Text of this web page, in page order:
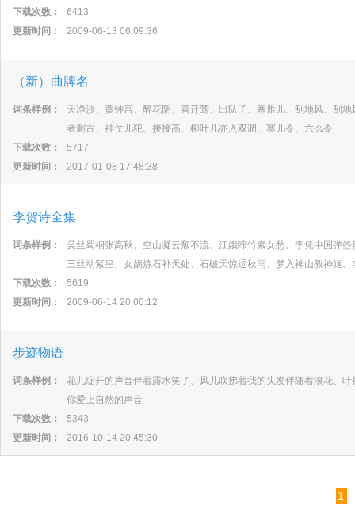
下载次数：
6413
更新时间：
2009-06-13 06:09:36
（新）曲牌名
词条样例：
天净沙、黄钟宫、醉花阴、喜迁莺、出队子、塞雁儿、刮地风、刮
者刺古、神仗儿犯、接接高、柳叶儿亦入双调、寨儿令、六么令
下载次数：
5717
更新时间：
2017-01-08 17:48:38
李贺诗全集
词条样例：
吴丝蜀桐张高秋、空山凝云颓不流、江娥啼竹素女愁、李凭中国弹
三丝动紫皇、女娲炼石补天处、石破天惊逗秋雨、梦入神山教神妪
下载次数：
5619
更新时间：
2009-06-14 20:00:12
步迹物语
词条样例：
花儿绽开的声音伴着露水笑了、风儿吹拂着我的头发伴随着浪花、
你爱上自然的声音
下载次数：
5343
更新时间：
2016-10-14 20:45:30
1